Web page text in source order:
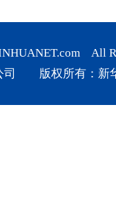
All
司 版权所有：新